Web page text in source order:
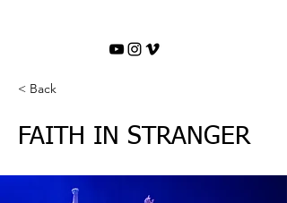
< Back
FAITH IN STRANGER